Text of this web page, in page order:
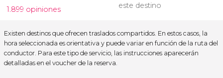
1.899 opiniones
este destino
Existen destinos que ofrecen traslados compartidos. En estos casos, la
hora seleccionada es orientativa y puede variar en función de la ruta del
conductor. Para este tipo de servicio, las instrucciones aparecerán
detalladas en el voucher de la reserva.